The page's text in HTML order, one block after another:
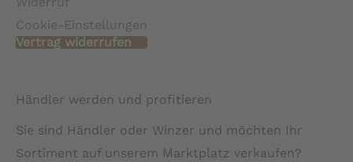
Cookie-Einstellungen
Vertrag widerrufen
Händler werden und profitieren
Sie sind Händler oder Winzer und möchten Ihr
Sortiment auf unserem Marktplatz verkaufen?